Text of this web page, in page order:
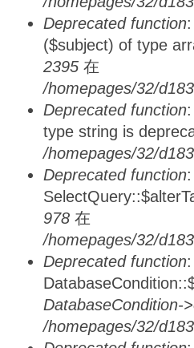
Deprecated function
($subject) of type
2395 在
/homepages/32/
Deprecated function
type string is
/homepages/32/
Deprecated function
978 在
/homepages/32/
Deprecated function
DatabaseCondition-
/homepages/32/